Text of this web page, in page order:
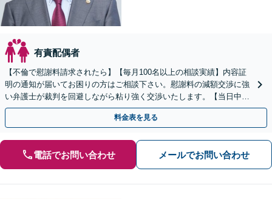
有責配偶者
【不倫で慰謝料請求されたら】【毎月100名以上の相談実績】内容証
明の通知が届いてお困りの方はご相談下さい。慰謝料の減額交渉に強
い弁護士が裁判を回避しながら粘り強く交渉いたします。【当日中の
相談可(予約制)】【全国対応】
料金表を見る
電話でお問い合わせ メールでお問い合わせ